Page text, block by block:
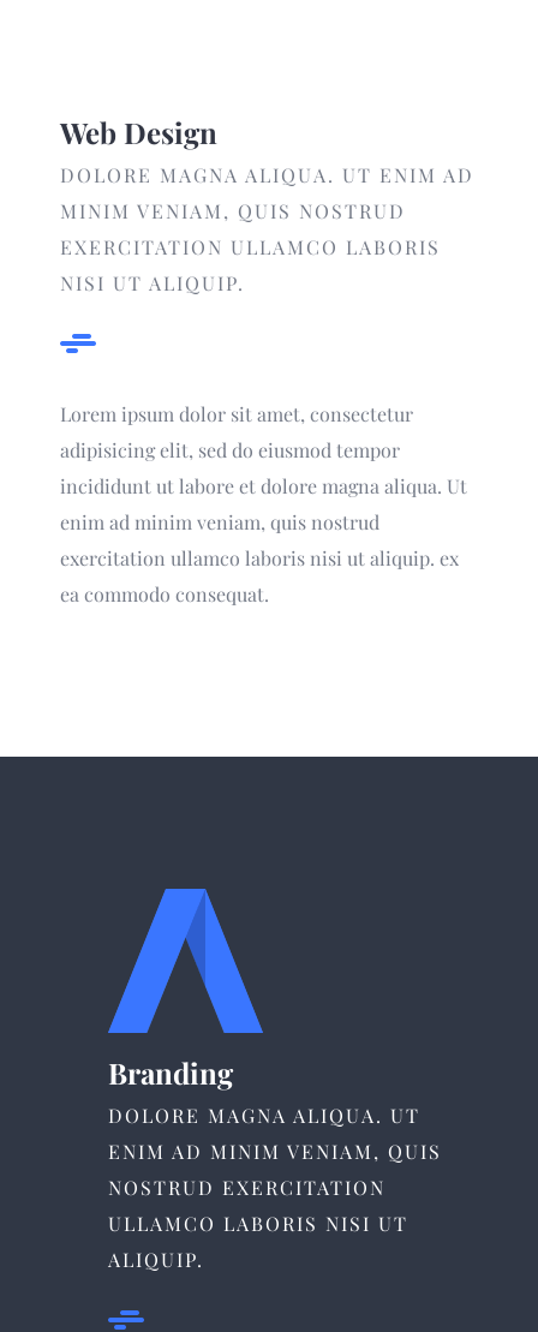
Web Design
DOLORE MAGNA ALIQUA. UT ENIM AD
MINIM VENIAM, QUIS NOSTRUD
EXERCITATION ULLAMCO LABORIS
NISI UT ALIQUIP.
Lorem ipsum dolor sit amet, consectetur
adipisicing elit, sed do eiusmod tempor
incididunt ut labore et dolore magna aliqua. Ut
enim ad minim veniam, quis nostrud
exercitation ullamco laboris nisi ut aliquip. ex
ea commodo consequat.
Branding
DOLORE MAGNA ALIQUA. UT
ENIM AD MINIM VENIAM, QUIS
NOSTRUD EXERCITATION
ULLAMCO LABORIS NISI UT
ALIQUIP.